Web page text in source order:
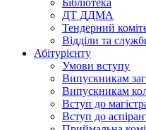
ДТ ДДМА
Тендерний
Відділи та
Абітурієнту
Умови вступу
Випускникам
Випускникам
Вступ до
Вступ до